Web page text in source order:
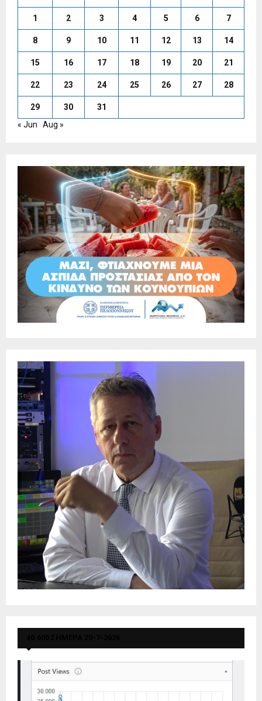
1 2 3 4 5 6 7
8 9 10 11 12 13 14
15 16 17 18 19 20 21
22 23 24 25 26 27 28
29 30
31
« Jun
Aug »